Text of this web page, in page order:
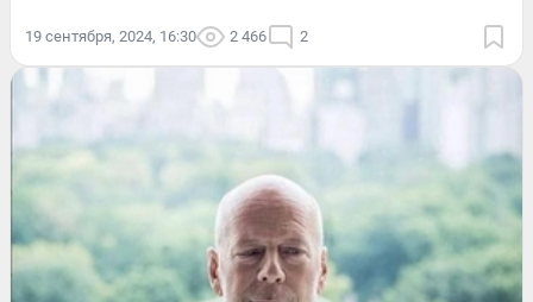
19 сентября, 2024, 16:30 2 466 2